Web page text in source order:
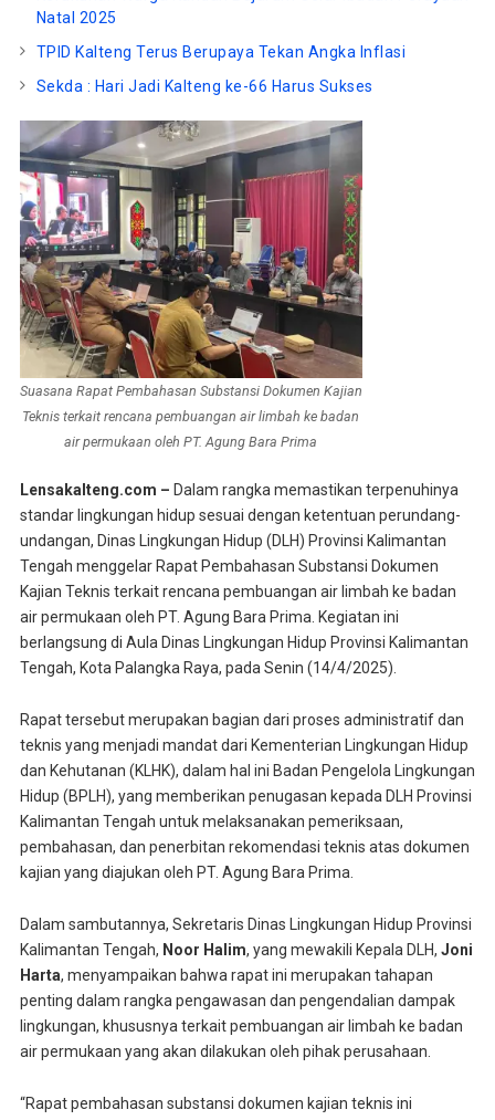
Natal 2025
TPID Kalteng Terus Berupaya Tekan Angka Inflasi
Sekda : Hari Jadi Kalteng ke-66 Harus Sukses
Suasana Rapat Pembahasan Substansi Dokumen Kajian
Teknis terkait rencana pembuangan air limbah ke badan
air permukaan oleh PT. Agung Bara Prima
Lensakalteng.com – Dalam rangka memastikan terpenuhinya
standar lingkungan hidup sesuai dengan ketentuan perundang-
undangan, Dinas Lingkungan Hidup (DLH) Provinsi Kalimantan
Tengah menggelar Rapat Pembahasan Substansi Dokumen
Kajian Teknis terkait rencana pembuangan air limbah ke badan
air permukaan oleh PT. Agung Bara Prima. Kegiatan ini
berlangsung di Aula Dinas Lingkungan Hidup Provinsi Kalimantan
Tengah, Kota Palangka Raya, pada Senin (14/4/2025).
Rapat tersebut merupakan bagian dari proses administratif dan
teknis yang menjadi mandat dari Kementerian Lingkungan Hidup
dan Kehutanan (KLHK), dalam hal ini Badan Pengelola Lingkungan
Hidup (BPLH), yang memberikan penugasan kepada DLH Provinsi
Kalimantan Tengah untuk melaksanakan pemeriksaan,
pembahasan, dan penerbitan rekomendasi teknis atas dokumen
kajian yang diajukan oleh PT. Agung Bara Prima.
Dalam sambutannya, Sekretaris Dinas Lingkungan Hidup Provinsi
Kalimantan Tengah, Noor Halim, yang mewakili Kepala DLH, Joni
Harta, menyampaikan bahwa rapat ini merupakan tahapan
penting dalam rangka pengawasan dan pengendalian dampak
lingkungan, khususnya terkait pembuangan air limbah ke badan
air permukaan yang akan dilakukan oleh pihak perusahaan.
“Rapat pembahasan substansi dokumen kajian teknis ini